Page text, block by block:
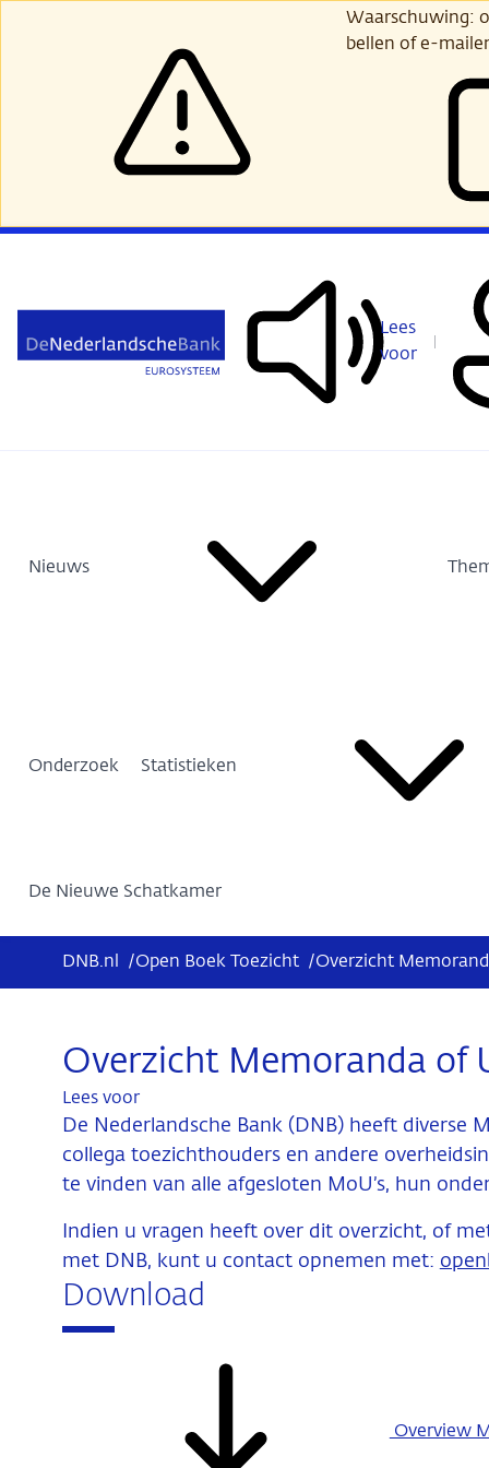
Waarschuwing:
bellen of e-
Lees
voor
Nieuws
Onderzoek Statistieken
De Nieuwe Schatkamer
DNB.nl /Open Boek Toezicht /Overzicht
Overzicht Memoranda of
Lees voor
De Nederlandsche Bank (DNB) heeft diverse
collega toezichthouders en andere
te vinden van alle afgesloten MoU’s, hun
Indien u vragen heeft over dit overzicht, of
met DNB, kunt u contact opnemen met:
Download
Overview